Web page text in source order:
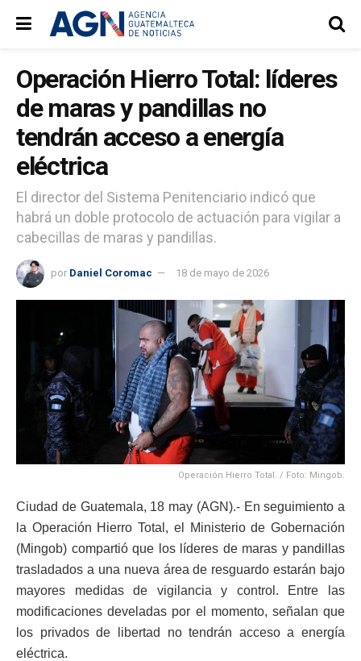
Operación Hierro Total: líderes
de maras y pandillas no
tendrán acceso a energía
eléctrica
El director del Sistema Penitenciario indicó que
habrá un doble protocolo de actuación para vigilar a
cabecillas de maras y pandillas.
por Daniel Coromac 18 de mayo de 2026
Operación Hierro Total. / Foto: Mingob.
Ciudad de Guatemala, 18 may (AGN).- En seguimiento a
la Operación Hierro Total, el Ministerio de Gobernación
(Mingob) compartió que los líderes de maras y pandillas
trasladados a una nueva área de resguardo estarán bajo
mayores medidas de vigilancia y control. Entre las
modificaciones develadas por el momento, señalan que
los privados de libertad no tendrán acceso a energía
eléctrica.